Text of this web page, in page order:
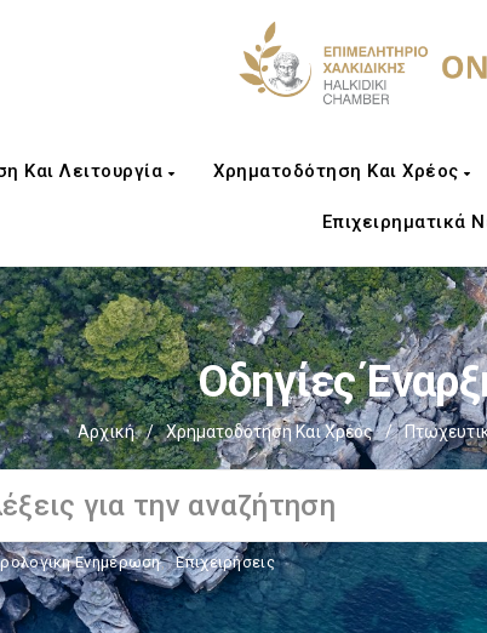
Και Λειτουργία Χρηματοδότηση Και Χρέος
Επιχειρηματικά
Οδηγίες
Αρχική / Χρηματοδότηση Και Χρέος /
Ενημέρωση, Επιχειρήσεις